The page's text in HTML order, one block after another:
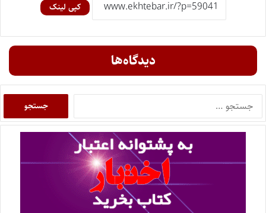
کپی لینک
دیدگاه‌ها